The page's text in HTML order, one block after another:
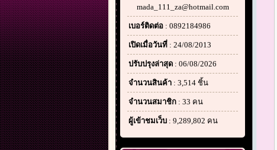
mada_111_za@hotmail.com
เบอร์ติดต่อ: 0892184986
เปิดเมื่อวันที่: 24/08/2013
ปรับปรุงล่าสุด: 06/08/2026
จำนวนสินค้า: 3,514 ชิ้น
จำนวนสมาชิก: 33 คน
ผู้เข้าชมเว็บ: 9,289,802 คน